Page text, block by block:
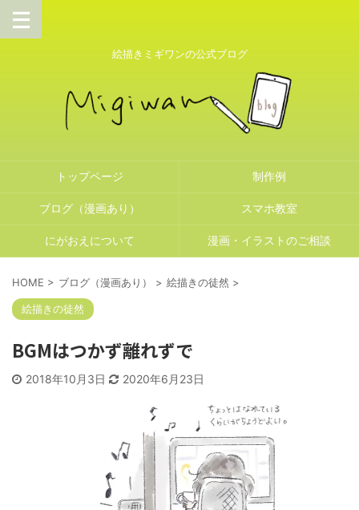
絵描きミギワンの公式ブログ
トップページ 制作例
ブログ（漫画あり） スマホ教室
にがおえについて 漫画・イラストのご相談
HOME > ブログ（漫画あり） > 絵描きの徒然 >
絵描きの徒然
BGMはつかず離れずで
2018年10月3日 2020年6月23日